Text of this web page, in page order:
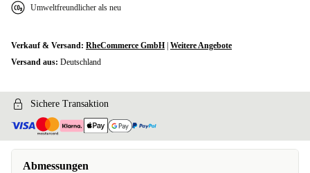
Umweltfreundlicher als neu
Verkauf & Versand: RheCommerce GmbH Weitere Angebote
Versand aus: Deutschland
Sichere Transaktion
Abmessungen